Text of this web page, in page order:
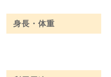
身長・体重